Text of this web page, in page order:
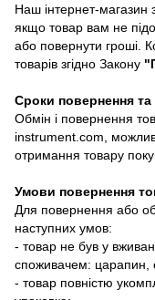
Наш інтернет-магазин
якщо товар вам не
або повернути гроші.
товарів згідно Закону
Сроки повернення та
Обмін і повернення
instrument.com,
отримання товару
Умови повернення
Для повернення або
наступних умов:
- товар не був у
споживачем: царапин,
- товар повністю